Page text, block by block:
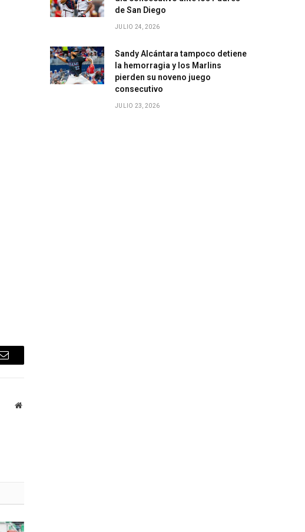
Email
Website
de San Diego
JULIO 24, 2026
Sandy Alcántara tampoco detiene
la hemorragia y los Marlins
pierden su noveno juego
consecutivo
JULIO 23, 2026